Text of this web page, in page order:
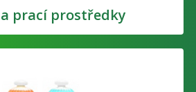
prací prostředky